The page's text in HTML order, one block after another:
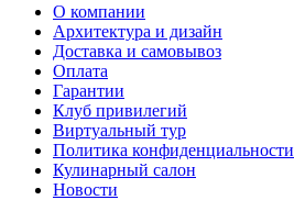
О компании
Архитектура и дизайн
Доставка и самовывоз
Оплата
Гарантии
Клуб привилегий
Виртуальный тур
Политика конфиденциальности
Кулинарный салон
Новости